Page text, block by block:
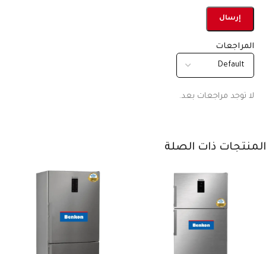
المراجعات
لا توجد مراجعات بعد.
المنتجات ذات الصلة